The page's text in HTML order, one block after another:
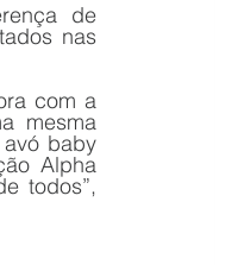
de
nas
com a
mesma
baby
Alpha
todos”,